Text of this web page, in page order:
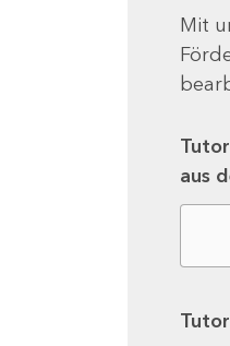
Mit
aus